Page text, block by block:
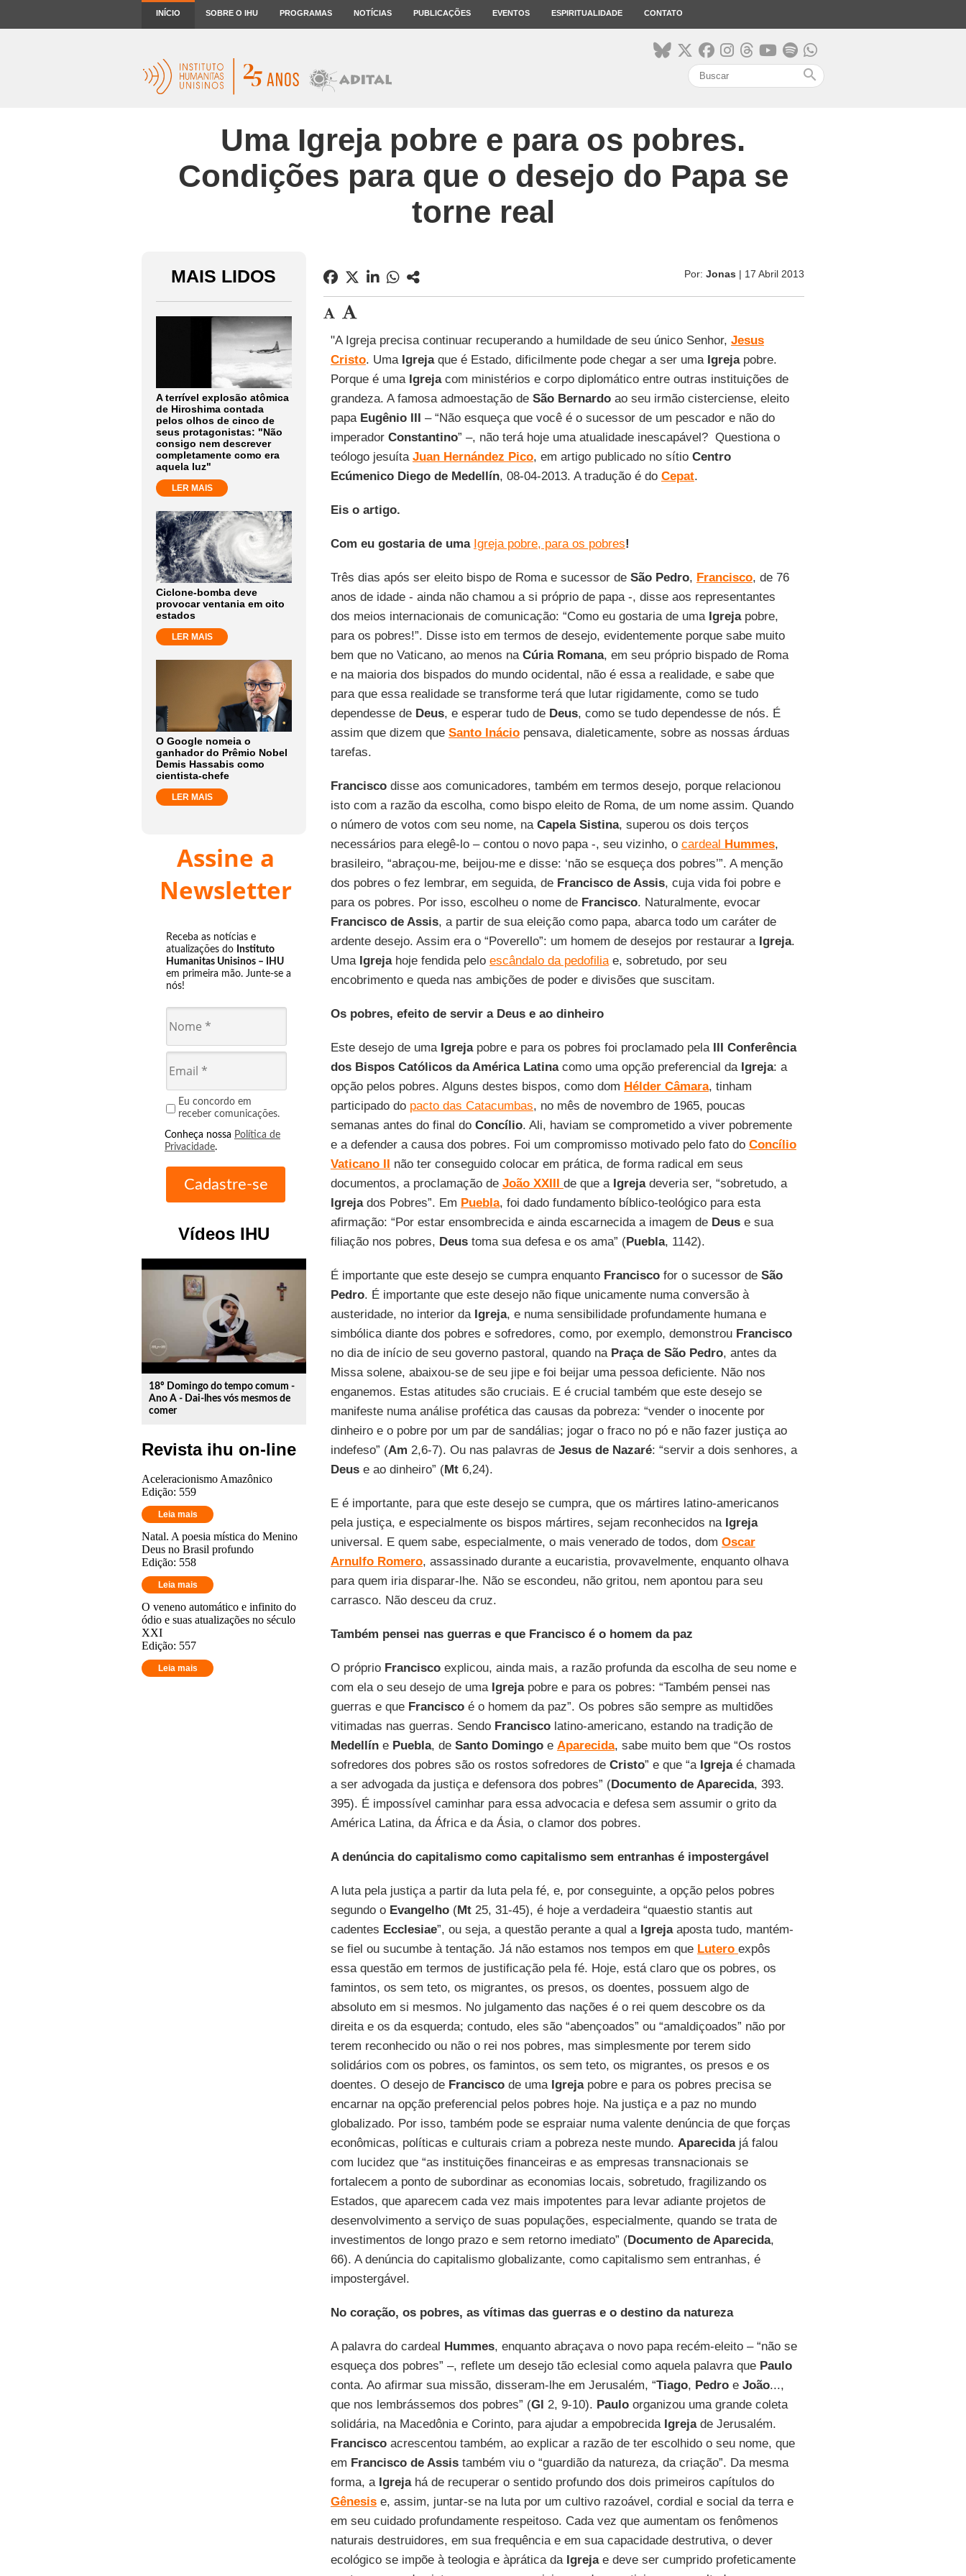
INÍCIO SOBRE O IHU PROGRAMAS NOTÍCIAS PUBLICAÇÕES EVENTOS ESPIRITUALIDADE CONTATO
search
Uma Igreja pobre e para os pobres.
Condições para que o desejo do Papa se
torne real
MAIS LIDOS
A terrível explosão atômica
de Hiroshima contada
pelos olhos de cinco de
seus protagonistas: "Não
consigo nem descrever
completamente como era
aquela luz"
LER MAIS
Ciclone-bomba deve
provocar ventania em oito
estados
LER MAIS
O Google nomeia o
ganhador do Prêmio Nobel
Demis Hassabis como
cientista-chefe
LER MAIS
Assine a
Newsletter
Receba as notícias e
atualizações do Instituto
Humanitas Unisinos – IHU
em primeira mão. Junte-se a
nós!
Eu concordo em
receber comunicações.
Conheça nossa Política de
Privacidade.
Vídeos IHU
play_circle_outline
18º Domingo do tempo comum -
Ano A - Dai-lhes vós mesmos de
comer
Revista ihu on-line
Aceleracionismo Amazônico
Edição: 559
Leia mais
Natal. A poesia mística do Menino
Deus no Brasil profundo
Edição: 558
Leia mais
O veneno automático e infinito do
ódio e suas atualizações no século
XXI
Edição: 557
Leia mais
Por: Jonas | 17 Abril 2013
"A Igreja precisa continuar recuperando a humildade de seu único Senhor, Jesus
Cristo. Uma Igrejaque é Estado, dificilmente pode chegar a ser uma Igrejapobre.
Porque é uma Igrejacom ministérios e corpo diplomático entre outras instituições de
grandeza. A famosa admoestação de São Bernardoao seu irmão cisterciense, eleito
papa Eugênio III – “Não esqueça que você é o sucessor de um pescador e não do
imperador Constantino” –, não terá hoje uma atualidade inescapável? Questiona o
teólogo jesuíta Juan Hernández Pico, em artigo publicado no sítio Centro
Ecúmenico Diego de Medellín, 08-04-2013. A tradução é do Cepat.
Eis o artigo.
Com eu gostaria de uma Igreja pobre, para os pobres!
Três dias após ser eleito bispo de Roma e sucessor de São Pedro, Francisco, de 76
anos de idade - ainda não chamou a si próprio de papa -, disse aos representantes
dos meios internacionais de comunicação: “Como eu gostaria de uma Igrejapobre,
para os pobres!”. Disse isto em termos de desejo, evidentemente porque sabe muito
bem que no Vaticano, ao menos naCúria Romana, em seu próprio bispado de Roma
e na maioria dos bispados do mundo ocidental, não é essa a realidade, e sabe que
para que essa realidade se transforme terá que lutar rigidamente, como se tudo
dependesse de Deus, e esperar tudo de Deus, como se tudo dependesse de nós. É
assim que dizem que Santo Ináciopensava, dialeticamente, sobre as nossas árduas
tarefas.
Franciscodisse aos comunicadores, também em termos desejo, porque relacionou
isto com a razão da escolha, como bispo eleito de Roma, de um nome assim. Quando
o número de votos com seu nome, na Capela Sistina, superou os dois terços
necessários para elegê-lo – contou o novo papa -, seu vizinho, o cardeal Hummes,
brasileiro, “abraçou-me, beijou-me e disse: ‘não se esqueça dos pobres’”. A menção
dos pobres o fez lembrar, em seguida, de Francisco de Assis, cuja vida foi pobre e
para os pobres. Por isso, escolheu o nome de Francisco. Naturalmente, evocar
Francisco de Assis, a partir de sua eleição como papa, abarca todo um caráter de
ardente desejo. Assim era o “Poverello”: um homem de desejos por restaurar a Igreja.
Uma Igrejahoje fendida pelo escândalo da pedofiliae, sobretudo, por seu
encobrimento e queda nas ambições de poder e divisões que suscitam.
Os pobres, efeito de servir a Deus e ao dinheiro
Este desejo de uma Igrejapobre e para os pobres foi proclamado pela III Conferência
dos Bispos Católicos da América Latinacomo uma opção preferencial da Igreja: a
opção pelos pobres. Alguns destes bispos, como dom Hélder Câmara, tinham
participado do pacto das Catacumbas, no mês de novembro de 1965, poucas
semanas antes do final do Concílio. Ali, haviam se comprometido a viver pobremente
e a defender a causa dos pobres. Foi um compromisso motivado pelo fato do Concílio
Vaticano II não ter conseguido colocar em prática, de forma radical em seus
documentos, a proclamação de João XXIII de que a Igrejadeveria ser, “sobretudo, a
Igrejados Pobres”. Em Puebla, foi dado fundamento bíblico-teológico para esta
afirmação: “Por estar ensombrecida e ainda escarnecida a imagem de Deuse sua
filiação nos pobres, Deustoma sua defesa e os ama” (Puebla, 1142).
É importante que este desejo se cumpra enquanto Franciscofor o sucessor de São
Pedro. É importante que este desejo não fique unicamente numa conversão à
austeridade, no interior da Igreja, e numa sensibilidade profundamente humana e
simbólica diante dos pobres e sofredores, como, por exemplo, demonstrou Francisco
no dia de início de seu governo pastoral, quando na Praça de São Pedro, antes da
Missa solene, abaixou-se de seu jipe e foi beijar uma pessoa deficiente. Não nos
enganemos. Estas atitudes são cruciais. E é crucial também que este desejo se
manifeste numa análise profética das causas da pobreza: “vender o inocente por
dinheiro e o pobre por um par de sandálias; jogar o fraco no pó e não fazer justiça ao
indefeso” (Am 2,6-7). Ou nas palavras de Jesus de Nazaré: “servir a dois senhores, a
Deuse ao dinheiro” (Mt6,24).
E é importante, para que este desejo se cumpra, que os mártires latino-americanos
pela justiça, e especialmente os bispos mártires, sejam reconhecidos na Igreja
universal. E quem sabe, especialmente, o mais venerado de todos, dom Oscar
Arnulfo Romero, assassinado durante a eucaristia, provavelmente, enquanto olhava
para quem iria disparar-lhe. Não se escondeu, não gritou, nem apontou para seu
carrasco. Não desceu da cruz.
Também pensei nas guerras e que Francisco é o homem da paz
O próprio Franciscoexplicou, ainda mais, a razão profunda da escolha de seu nome e
com ela o seu desejo de uma Igrejapobre e para os pobres: “Também pensei nas
guerras e que Franciscoé o homem da paz”. Os pobres são sempre as multidões
vitimadas nas guerras. Sendo Franciscolatino-americano, estando na tradição de
Medellíne Puebla, de Santo Domingoe Aparecida, sabe muito bem que “Os rostos
sofredores dos pobres são os rostos sofredores de Cristo” e que “a Igrejaé chamada
a ser advogada da justiça e defensora dos pobres” (Documento de Aparecida, 393.
395). É impossível caminhar para essa advocacia e defesa sem assumir o grito da
América Latina, da África e da Ásia, o clamor dos pobres.
A denúncia do capitalismo como capitalismo sem entranhas é impostergável
A luta pela justiça a partir da luta pela fé, e, por conseguinte, a opção pelos pobres
segundo o Evangelho(Mt25, 31-45), é hoje a verdadeira “quaestio stantis aut
cadentes Ecclesiae”, ou seja, a questão perante a qual a Igrejaaposta tudo, mantém-
se fiel ou sucumbe à tentação. Já não estamos nos tempos em que Lutero expôs
essa questão em termos de justificação pela fé. Hoje, está claro que os pobres, os
famintos, os sem teto, os migrantes, os presos, os doentes, possuem algo de
absoluto em si mesmos. No julgamento das nações é o rei quem descobre os da
direita e os da esquerda; contudo, eles são “abençoados” ou “amaldiçoados” não por
terem reconhecido ou não o rei nos pobres, mas simplesmente por terem sido
solidários com os pobres, os famintos, os sem teto, os migrantes, os presos e os
doentes. O desejo de Franciscode uma Igrejapobre e para os pobres precisa se
encarnar na opção preferencial pelos pobres hoje. Na justiça e a paz no mundo
globalizado. Por isso, também pode se espraiar numa valente denúncia de que forças
econômicas, políticas e culturais criam a pobreza neste mundo. Aparecidajá falou
com lucidez que “as instituições financeiras e as empresas transnacionais se
fortalecem a ponto de subordinar as economias locais, sobretudo, fragilizando os
Estados, que aparecem cada vez mais impotentes para levar adiante projetos de
desenvolvimento a serviço de suas populações, especialmente, quando se trata de
investimentos de longo prazo e sem retorno imediato” (Documento de Aparecida,
66). A denúncia do capitalismo globalizante, como capitalismo sem entranhas, é
impostergável.
No coração, os pobres, as vítimas das guerras e o destino da natureza
A palavra do cardeal Hummes, enquanto abraçava o novo papa recém-eleito – “não se
esqueça dos pobres” –, reflete um desejo tão eclesial como aquela palavra que Paulo
conta. Ao afirmar sua missão, disseram-lhe em Jerusalém, “Tiago, Pedroe João...,
que nos lembrássemos dos pobres” (Gl 2, 9-10). Pauloorganizou uma grande coleta
solidária, na Macedônia e Corinto, para ajudar a empobrecida Igrejade Jerusalém.
Franciscoacrescentou também, ao explicar a razão de ter escolhido o seu nome, que
em Francisco de Assistambém viu o “guardião da natureza, da criação”. Da mesma
forma, a Igrejahá de recuperar o sentido profundo dos dois primeiros capítulos do
Gênesise, assim, juntar-se na luta por um cultivo razoável, cordial e social da terra e
em seu cuidado profundamente respeitoso. Cada vez que aumentam os fenômenos
naturais destruidores, em sua frequência e em sua capacidade destrutiva, o dever
ecológico se impõe à teologia e àprática da Igrejae deve ser cumprido profeticamente